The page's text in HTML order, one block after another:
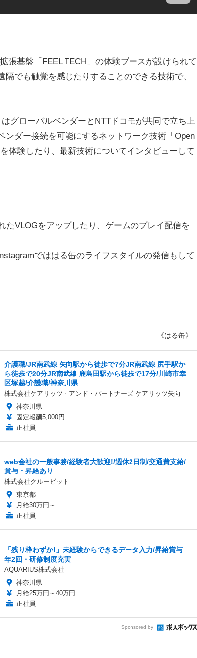
基盤「FEEL TECH」の体験ブースが設けられて
でも触覚を感じたりすることのできる技術で、
グローバルベンダーとNTTドコモが共同で立ち上
ダー接続を可能にするネットワーク技術「Open
体験したり、最新技術についてインタビューして
たVLOGをアップしたり、ゲームのプレイ配信を
でははる缶のライフスタイルの発信もして
《はる缶》
介護職/JR南武線 矢向駅から徒歩で7分JR南武線 尻手駅か
ら徒歩で20分JR南武線 鹿島田駅から徒歩で17分/川崎市幸
区塚越/介護職/神奈川県
株式会社ケアリッツ・アンド・パートナーズ ケアリッツ矢向
神奈川県
固定報酬5,000円
正社員
web会社の一般事務/経験者大歓迎!/週休2日制/交通費支給/
賞与・昇給あり
株式会社クルービット
東京都
月給30万円～
正社員
「残り枠わずか!」未経験からできるデータ入力/昇給賞与
年2回・研修制度充実
AQUARIUS株式会社
神奈川県
月給25万円～40万円
正社員
Sponsored by